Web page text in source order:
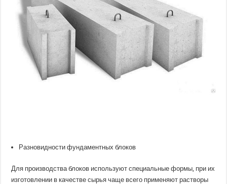
Разновидности фундаментных блоков
Для производства блоков используют специальные формы, при их
изготовлении в качестве сырья чаще всего применяют растворы